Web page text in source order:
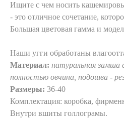
Ищите с чем носить
- это отличное сочетание,
Большая цветовая гамма и
Наши угги обработаны
Материал: натуральная замша
полностью овчина, подошва -
Размеры: 36-40
Комплектация: коробка,
Внутри вшиты голлограмы.